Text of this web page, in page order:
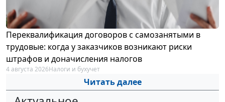
Переквалификация договоров с самозанятыми в
трудовые: когда у заказчиков возникают риски
штрафов и доначисления налогов
4 августа 2026Налоги и бухучет
Читать далее